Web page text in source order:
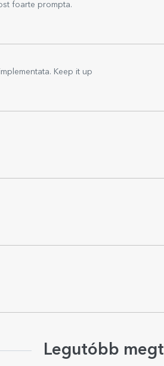
foarte prompta.
Keep it up
Legutóbb